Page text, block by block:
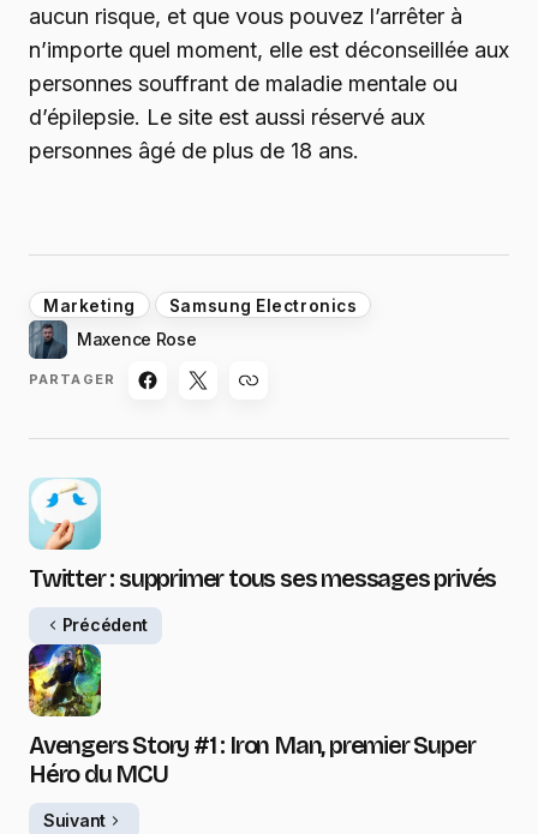
aucun risque, et que vous pouvez l’arrêter à
n’importe quel moment, elle est déconseillée aux
personnes souffrant de maladie mentale ou
d’épilepsie. Le site est aussi réservé aux
personnes âgé de plus de 18 ans.
Marketing Samsung Electronics
Maxence Rose
PARTAGER
Twitter : supprimer tous ses messages privés
Précédent
Avengers Story #1 : Iron Man, premier Super
Héro du MCU
Suivant